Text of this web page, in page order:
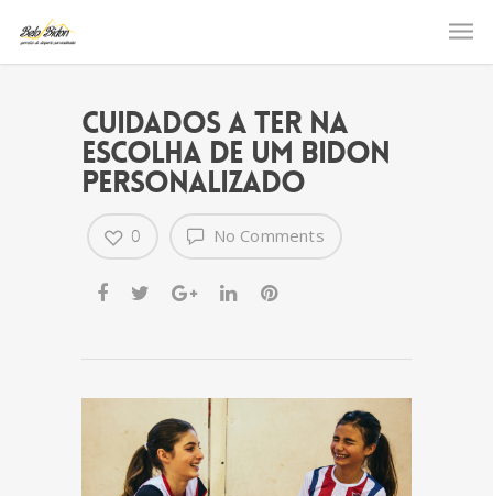
Cuidados a ter na
escolha de um Bidon
Personalizado
No Comments
0